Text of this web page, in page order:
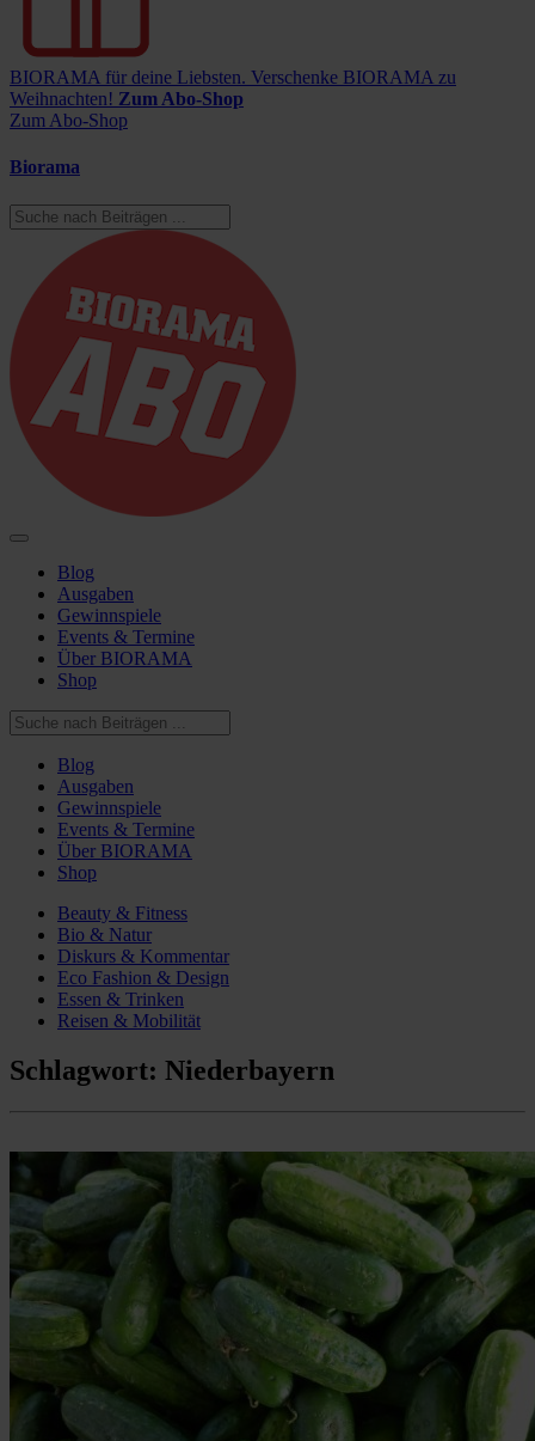
BIORAMA für deine Liebsten. Verschenke BIORAMA zu
Weihnachten! Zum Abo-Shop
Zum Abo-Shop
Biorama
Blog
Ausgaben
Gewinnspiele
Events & Termine
Über BIORAMA
Shop
Blog
Ausgaben
Gewinnspiele
Events & Termine
Über BIORAMA
Shop
Beauty & Fitness
Bio & Natur
Diskurs & Kommentar
Eco Fashion & Design
Essen & Trinken
Reisen & Mobilität
Schlagwort: Niederbayern